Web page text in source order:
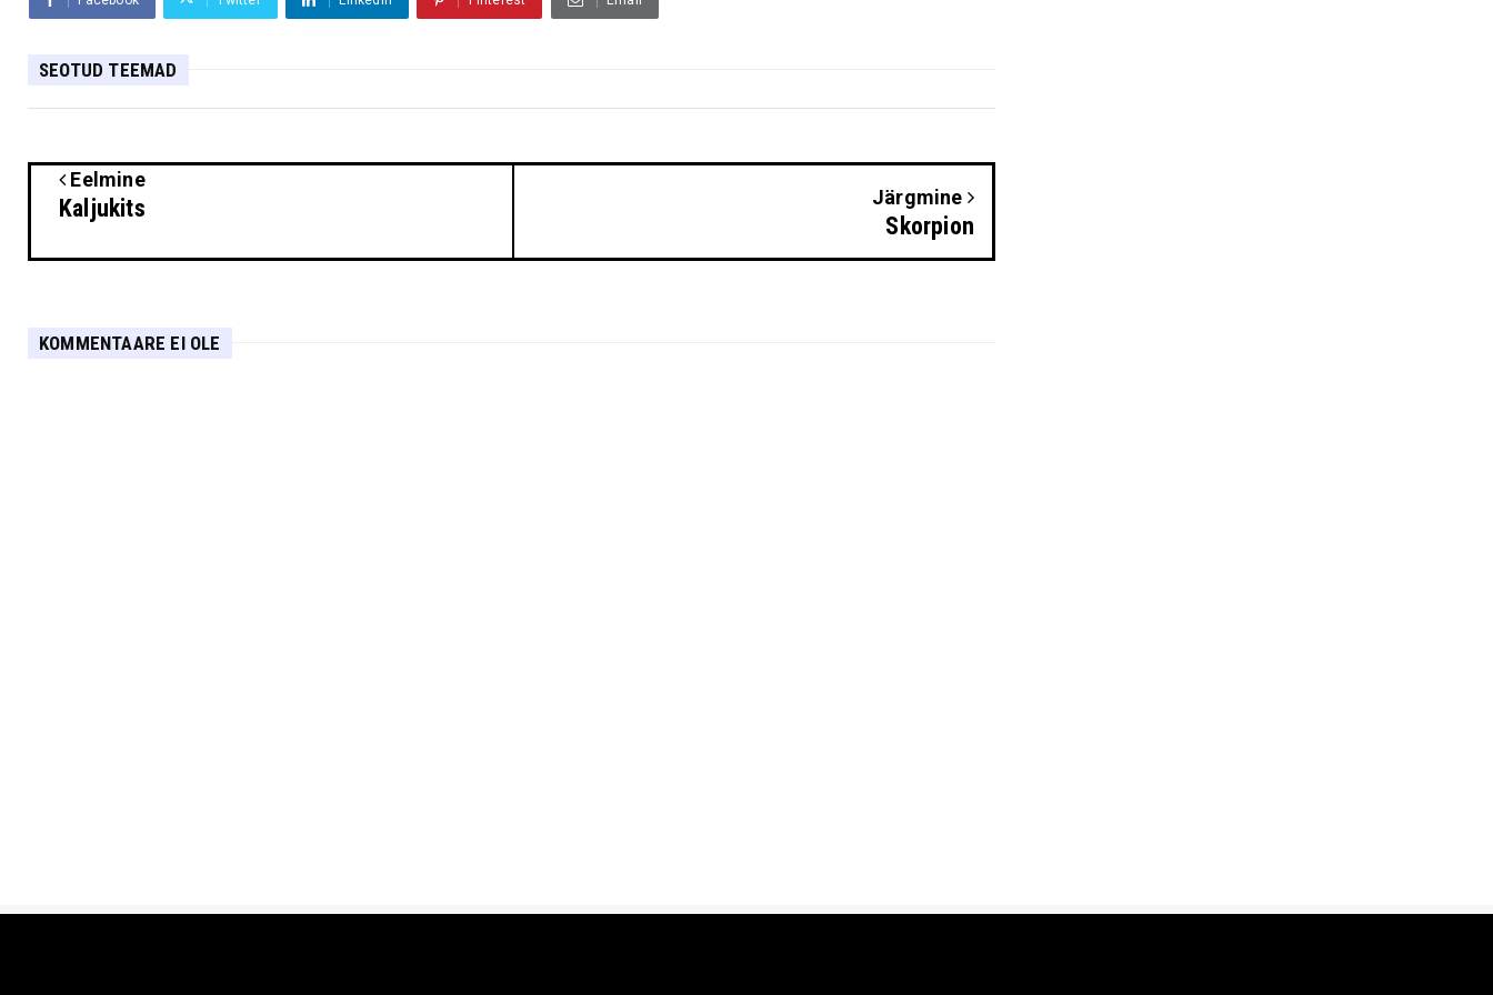
SEOTUD TEEMAD
Eelmine
Kaljukits Järgmine
Skorpion
KOMMENTAARE EI OLE